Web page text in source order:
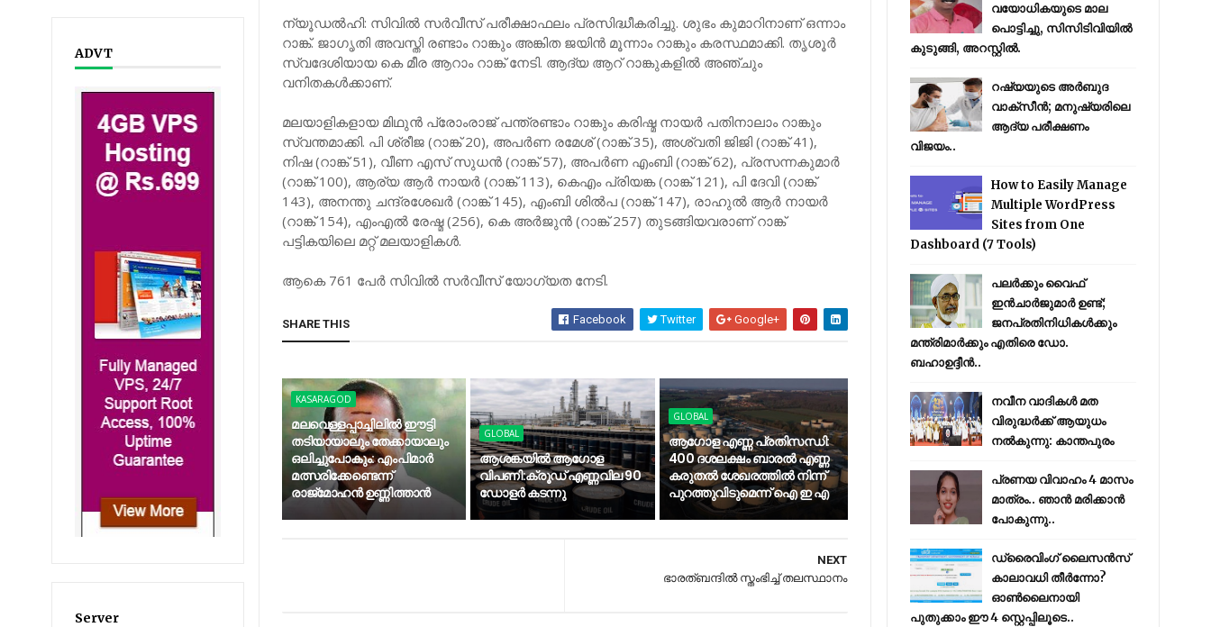
ADVT
Server
ന്യൂഡല്‍ഹി: സിവില്‍ സര്‍വീസ് പരീക്ഷാഫലം പ്രസിദ്ധീകരിച്ചു. ശുഭം കുമാറിനാണ് ഒന്നാം
റാങ്ക്. ജാഗൃതി അവസ്തി രണ്ടാം റാങ്കും അങ്കിത ജയിന്‍ മൂന്നാം റാങ്കും കരസ്ഥമാക്കി. തൃശൂര്‍
സ്വദേശിയായ കെ മീര ആറാം റാങ്ക് നേടി. ആദ്യ ആറ് റാങ്കുകളില്‍ അഞ്ചും
വനിതകള്‍ക്കാണ്.
മലയാളികളായ മിഥുന്‍ പ്രോംരാജ് പന്ത്രണ്ടാം റാങ്കും കരിഷ്മ നായര്‍ പതിനാലാം റാങ്കും
സ്വന്തമാക്കി. പി ശ്രീജ (റാങ്ക് 20), അപര്‍ണ രമേശ് (റാങ്ക് 35), അശ്വതി ജിജി (റാങ്ക് 41),
നിഷ (റാങ്ക് 51), വീണ എസ് സുധന്‍ (റാങ്ക് 57), അപര്‍ണ എംബി (റാങ്ക് 62), പ്രസന്നകുമാര്‍
(റാങ്ക് 100), ആര്യ ആര്‍ നായര്‍ (റാങ്ക് 113), കെഎം പ്രിയങ്ക (റാങ്ക് 121), പി ദേവി (റാങ്ക്
143), അനന്തു ചന്ദ്രശേഖര്‍ (റാങ്ക് 145), എംബി ശില്‍പ (റാങ്ക് 147), രാഹുല്‍ ആര്‍ നായര്‍
(റാങ്ക് 154), എംഎല്‍ രേഷ്മ (256), കെ അര്‍ജുന്‍ (റാങ്ക് 257) തുടങ്ങിയവരാണ് റാങ്ക്
പട്ടികയിലെ മറ്റ് മലയാളികള്‍.
ആകെ 761 പേര്‍ സിവില്‍ സര്‍വീസ് യോഗ്യത നേടി.
SHARE THIS Facebook Twitter Google+
KASARAGOD
മലവെള്ളപ്പാച്ചിലില്‍ ഈട്ടി
തടിയായാലും തേക്കായാലും
ഒലിച്ചുപോകും: എംപിമാര്‍
മത്സരിക്കേണ്ടെന്ന്
രാജ്‌മോഹന്‍ ഉണ്ണിത്താന്‍
GLOBAL
ആശങ്കയിൽ ആഗോള
വിപണി:ക്രൂഡ് എണ്ണവില 90
ഡോളർ കടന്നു
GLOBAL
ആഗോള എണ്ണ പ്രതിസന്ധി:
400 ദശലക്ഷം ബാരൽ എണ്ണ
കരുതൽ ശേഖരത്തിൽ നിന്ന്
പുറത്തുവിടുമെന്ന് ഐ ഇ എ
NEXT
ഭാരത്ബന്ദില്‍ സ്തംഭിച്ച് തലസ്ഥാനം
വയോധികയുടെ മാല
പൊട്ടിച്ചു, സിസിടിവിയില്‍
കുടുങ്ങി, അറസ്റ്റില്‍.
റഷ്യയുടെ അര്‍ബുദ
വാക്‌സീന്‍; മനുഷ്യരിലെ
ആദ്യ പരീക്ഷണം
വിജയം..
How to Easily Manage
Multiple WordPress
Sites from One
Dashboard (7 Tools)
പലർക്കും വൈഫ്
ഇൻചാർജുമാർ ഉണ്ട്;
ജനപ്രതിനിധികൾക്കും
മന്ത്രിമാർക്കും എതിരെ ഡോ.
ബഹാഉദ്ദീൻ..
നവീന വാദികൾ മത
വിരുദ്ധർക്ക് ആയുധം
നൽകുന്നു: കാന്തപുരം
പ്രണയ വിവാഹം 4 മാസം
മാത്രം.. ഞാൻ മരിക്കാൻ
പോകുന്നു..
ഡ്രൈവിംഗ് ലൈസൻസ്
കാലാവധി തീർന്നോ?
ഓൺലൈനായി
പുതുക്കാം ഈ 4 സ്റ്റെപ്പിലൂടെ..